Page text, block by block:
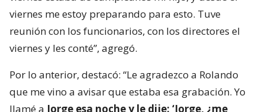
viernes me estoy preparando para esto. Tuve
reunión con los funcionarios, con los directores el
viernes y les conté”, agregó.
Por lo anterior, destacó: “Le agradezco a Rolando
que me vino a avisar que estaba esa grabación. Yo
llamé a Jorge esa noche y le dije: ‘Jorge, ¿me